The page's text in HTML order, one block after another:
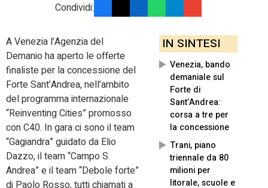
Condividi:
IN SINTESI
Venezia, bando
demaniale sul
Forte di
Sant’Andrea:
corsa a tre per
la concessione
Trani, piano
triennale da 80
milioni per
litorale, scuole e
A Venezia l’Agenzia del
Demanio ha aperto le offerte
finaliste per la concessione del
Forte Sant’Andrea, nell’ambito
del programma internazionale
“Reinventing Cities” promosso
con C40. In gara ci sono il team
“Gagiandra” guidato da Elio
Dazzo, il team “Campo S.
Andrea” e il team “Debole forte”